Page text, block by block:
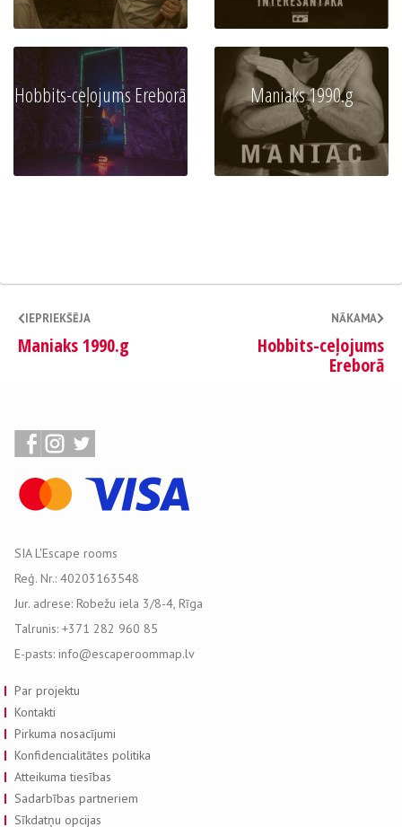
Hobbits-ceļojums Ereborā Maniaks 1990.g
IEPRIEKŠĒJA
Maniaks 1990.g
NĀKAMA
Hobbits-ceļojums
Ereborā
SIA L'Escape rooms
Reģ. Nr.: 40203163548
Jur. adrese: Robežu iela 3/8-4, Rīga
Talrunis: +371 282 960 85
E-pasts: info@escaperoommap.lv
Par projektu
Kontakti
Pirkuma nosacījumi
Konfidencialitātes politika
Atteikuma tiesības
Sadarbības partneriem
Sīkdatņu opcijas